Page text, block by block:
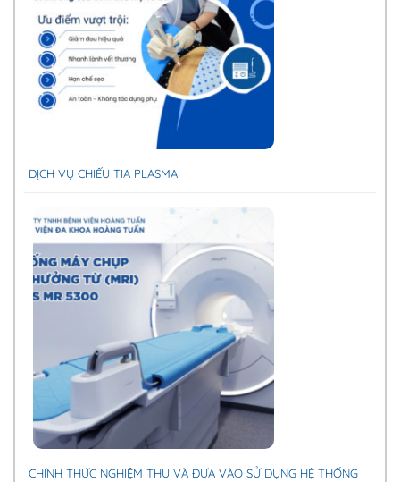
DỊCH VỤ CHIẾU TIA PLASMA
CHÍNH THỨC NGHIỆM THU VÀ ĐƯA VÀO SỬ DỤNG HỆ THỐNG